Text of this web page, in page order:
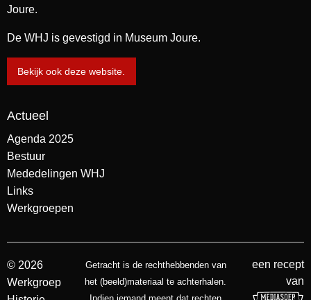
Joure.
De WHJ is gevestigd in Museum Joure.
Bekijk ook deze website.
Actueel
Agenda 2025
Bestuur
Mededelingen WHJ
Links
Werkgroepen
© 2026
Werkgroep
Getracht is de rechthebbenden van
het (beeld)materiaal te achterhalen.
een recept
van